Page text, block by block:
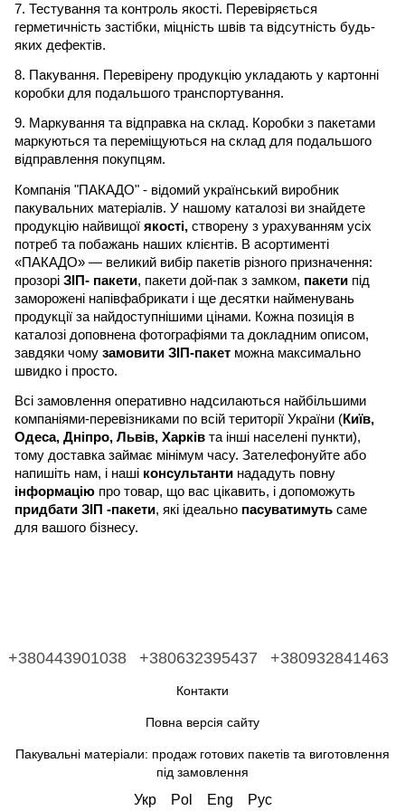
7. Тестування та контроль якості. Перевіряється
герметичність застібки, міцність швів та відсутність будь-
яких дефектів.
8. Пакування. Перевірену продукцію укладають у картонні
коробки для подальшого транспортування.
9. Маркування та відправка на склад. Коробки з пакетами
маркуються та переміщуються на склад для подальшого
відправлення покупцям.
Компанія "ПАКАДО" - відомий український виробник
пакувальних матеріалів. У нашому каталозі ви знайдете
продукцію найвищої якості, створену з урахуванням усіх
потреб та побажань наших клієнтів. В асортименті
«ПАКАДО» — великий вибір пакетів різного призначення:
прозорі ЗІП- пакети, пакети дой-пак з замком, пакети під
заморожені напівфабрикати і ще десятки найменувань
продукції за найдоступнішими цінами. Кожна позиція в
каталозі доповнена фотографіями та докладним описом,
завдяки чому замовити ЗІП-пакет можна максимально
швидко і просто.
Всі замовлення оперативно надсилаються найбільшими
компаніями-перевізниками по всій території України (Київ,
Одеса, Дніпро, Львів, Харків та інші населені пункти),
тому доставка займає мінімум часу. Зателефонуйте або
напишіть нам, і наші консультанти нададуть повну
інформацію про товар, що вас цікавить, і допоможуть
придбати ЗІП -пакети, які ідеально пасуватимуть саме
для вашого бізнесу.
+380443901038 +380632395437 +380932841463
Контакти
Повна версія сайту
Пакувальні матеріали: продаж готових пакетів та виготовлення
під замовлення
Укр Pol Eng Рус